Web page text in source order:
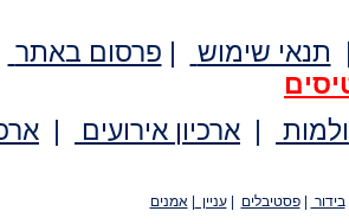
תנאי שימוש | פרסום באתר
| ארכיון אירועים |
בידור |פסטיבלים |עניין |אמנים